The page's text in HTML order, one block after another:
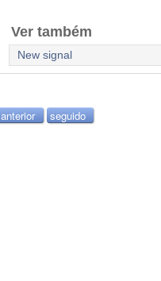
Ver também
New signal
anterior seguido